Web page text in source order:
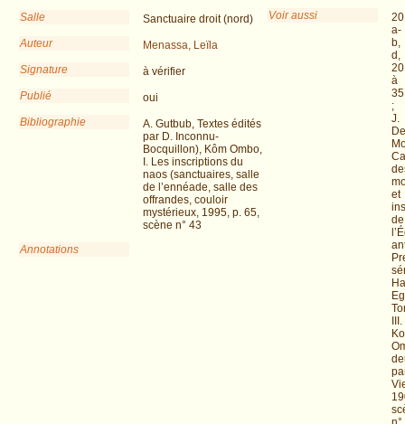
Salle
Sanctuaire droit (nord)
Auteur
Menassa, Leïla
Signature
à vérifier
Publié
oui
Bibliographie
A. Gutbub, Textes édités
par D. Inconnu-
Bocquillon), Kôm Ombo,
I. Les inscriptions du
naos (sanctuaires, salle
de l’ennéade, salle des
offrandes, couloir
mystérieux, 1995, p. 65,
scène n° 43
Annotations
Voir aussi
a-
b,
d,
à
35
;
J.
De
et
de
III.